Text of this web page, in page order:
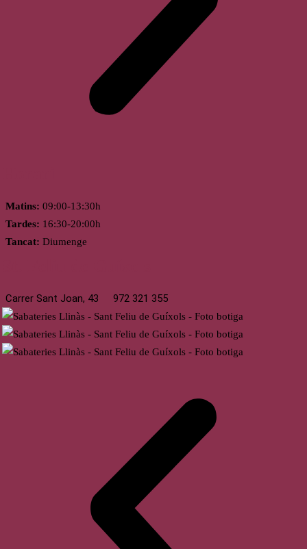
Matins: 09:00-13:30h
Tardes: 16:30-20:00h
Tancat: Diumenge
Carrer Sant Joan, 43 972 321 355